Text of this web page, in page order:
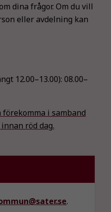
dina frågor. Om du vill
eller avdelning kan
12.00–13.00): 08.00–
i samband
röd dag.
.